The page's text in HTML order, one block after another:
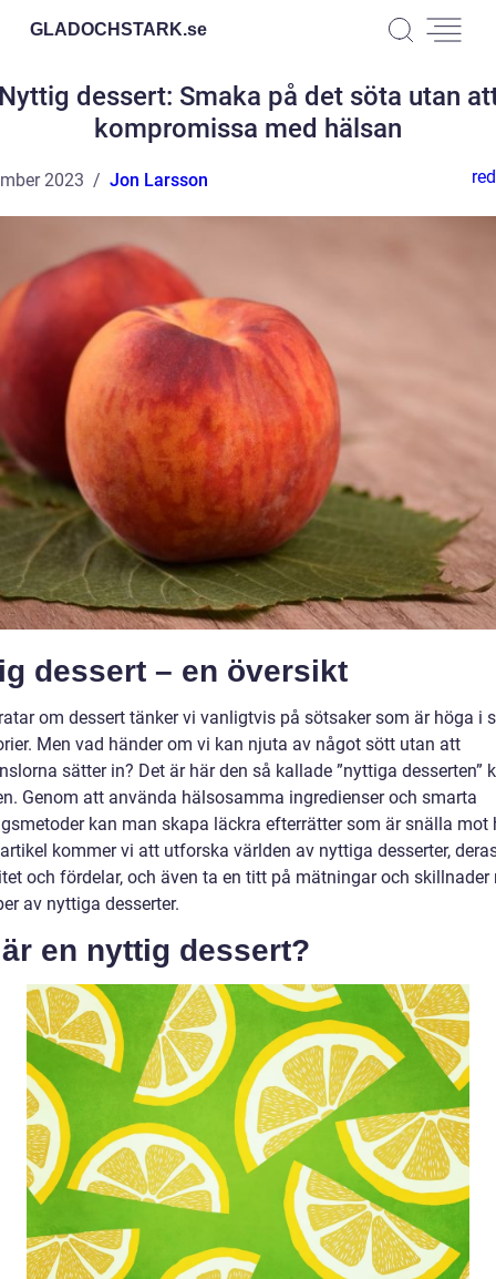
GLADOCHSTARK.se
dessert: Smaka på det söta utan
kompromissa med hälsan
2023 Jon Larsson
dessert – en översikt
om dessert tänker vi vanligtvis på sötsaker som är höga i
Men vad händer om vi kan njuta av något sött utan att
sätter in? Det är här den så kallade ”nyttiga desserten”
Genom att använda hälsosamma ingredienser och smarta
kan man skapa läckra efterrätter som är snälla mot
kommer vi att utforska världen av nyttiga desserter,
och fördelar, och även ta en titt på mätningar och skillnader
av nyttiga desserter.
en nyttig dessert?